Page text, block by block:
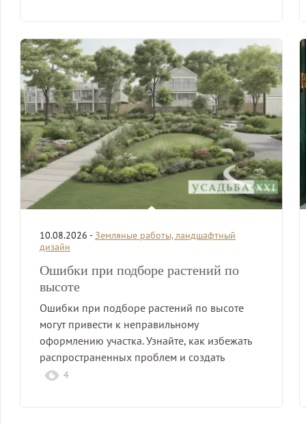
10.08.2026 - Земляные работы, ландшафтный
дизайн
Ошибки при подборе растений по
высоте
Ошибки при подборе растений по высоте
могут привести к неправильному
оформлению участка. Узнайте, как избежать
распространенных проблем и создать
гармоничную…
4